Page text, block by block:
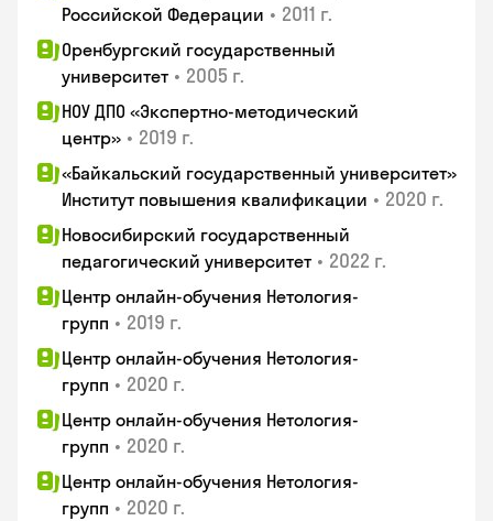
Российской Федерации • 2011 г.
Оренбургский государственный
университет • 2005 г.
НОУ ДПО «Экспертно-методический
центр» • 2019 г.
«Байкальский государственный университет»
Институт повышения квалификации • 2020 г.
Новосибирский государственный
педагогический университет • 2022 г.
Центр онлайн-обучения Нетология-
групп • 2019 г.
Центр онлайн-обучения Нетология-
групп • 2020 г.
Центр онлайн-обучения Нетология-
групп • 2020 г.
Центр онлайн-обучения Нетология-
групп • 2020 г.